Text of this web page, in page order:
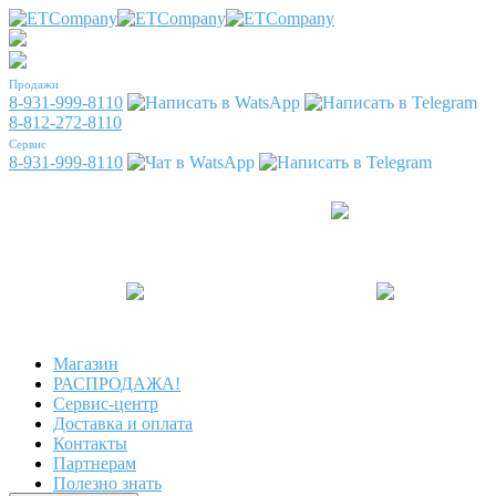
Продажи
8-931-999-8110
8-812-272-8110
Сервис
8-931-999-8110
Магазин
РАСПРОДАЖА!
Сервис-центр
Доставка и оплата
Контакты
Партнерам
Полезно знать